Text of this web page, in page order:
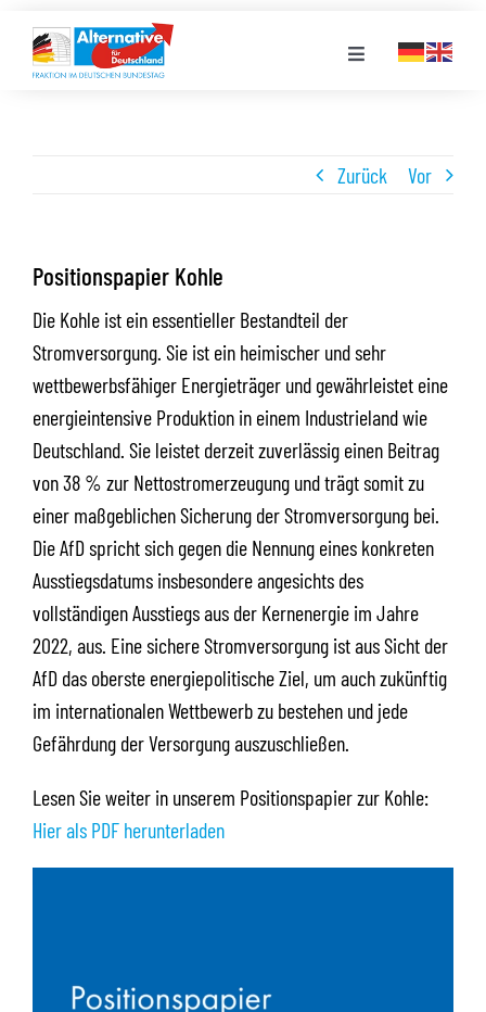
Inhalt
springen
Toggle
VERANSTALTUNGEN
PRESSE
STELLENPORTAL
MEDIATHEK
Zurück Vor
Positionspapier Kohle
Die Kohle ist ein essentieller Bestandteil der
Stromversorgung. Sie ist ein heimischer und sehr
wettbewerbsfähiger Energieträger und gewährleistet eine
energieintensive Produktion in einem Industrieland wie
Deutschland. Sie leistet derzeit zuverlässig einen Beitrag
von 38 % zur Nettostromerzeugung und trägt somit zu
einer maßgeblichen Sicherung der Stromversorgung bei.
Die AfD spricht sich gegen die Nennung eines konkreten
Ausstiegsdatums insbesondere angesichts des
vollständigen Ausstiegs aus der Kernenergie im Jahre
2022, aus. Eine sichere Stromversorgung ist aus Sicht der
AfD das oberste energiepolitische Ziel, um auch zukünftig
im internationalen Wettbewerb zu bestehen und jede
Gefährdung der Versorgung auszuschließen.
Lesen Sie weiter in unserem Positionspapier zur Kohle:
Hier als PDF herunterladen